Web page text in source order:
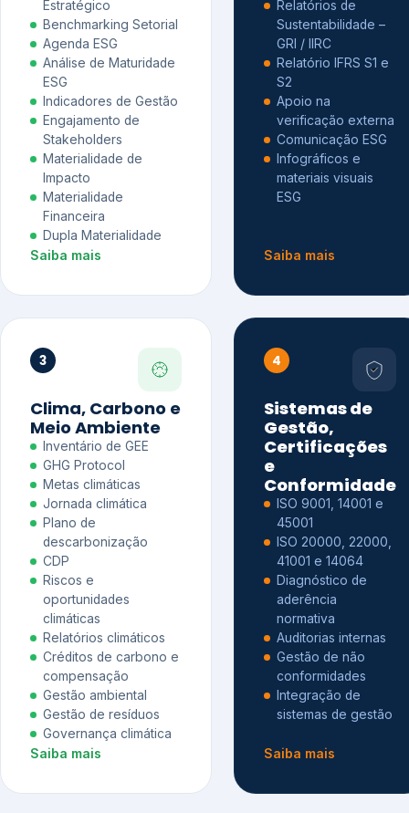
Estratégico
Benchmarking Setorial
Agenda ESG
Análise de Maturidade
ESG
Indicadores de Gestão
Engajamento de
Stakeholders
Materialidade de
Impacto
Materialidade
Financeira
Dupla Materialidade
Saiba mais
Relatórios de
Sustentabilidade –
GRI / IIRC
Relatório IFRS S1 e
S2
Apoio na
verificação externa
Comunicação ESG
Infográficos e
materiais visuais
ESG
Saiba mais
3
Clima, Carbono e
Meio Ambiente
Inventário de GEE
GHG Protocol
Metas climáticas
Jornada climática
Plano de
descarbonização
CDP
Riscos e
oportunidades
climáticas
Relatórios climáticos
Créditos de carbono e
compensação
Gestão ambiental
Gestão de resíduos
Governança climática
Saiba mais
4
Sistemas de
Gestão,
Certificações
e
Conformidade
ISO 9001, 14001 e
45001
ISO 20000, 22000,
41001 e 14064
Diagnóstico de
aderência
normativa
Auditorias internas
Gestão de não
conformidades
Integração de
sistemas de gestão
Saiba mais